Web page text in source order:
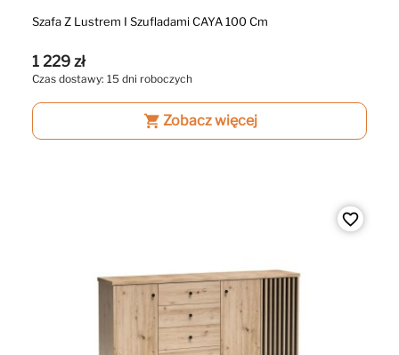
Szafa Z Lustrem I Szufladami CAYA 100 Cm
1 229 zł
Czas dostawy: 15 dni roboczych
shopping_cart Zobacz więcej
favorite_border